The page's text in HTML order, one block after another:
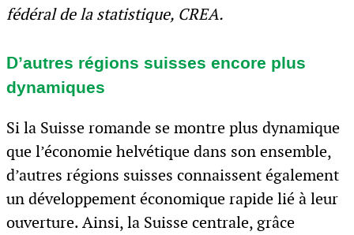
fédéral de la statistique, CREA.
D’autres régions suisses encore plus
dynamiques
Si la Suisse romande se montre plus dynamique
que l’économie helvétique dans son ensemble,
d’autres régions suisses connaissent également
un développement économique rapide lié à leur
ouverture. Ainsi, la Suisse centrale, grâce